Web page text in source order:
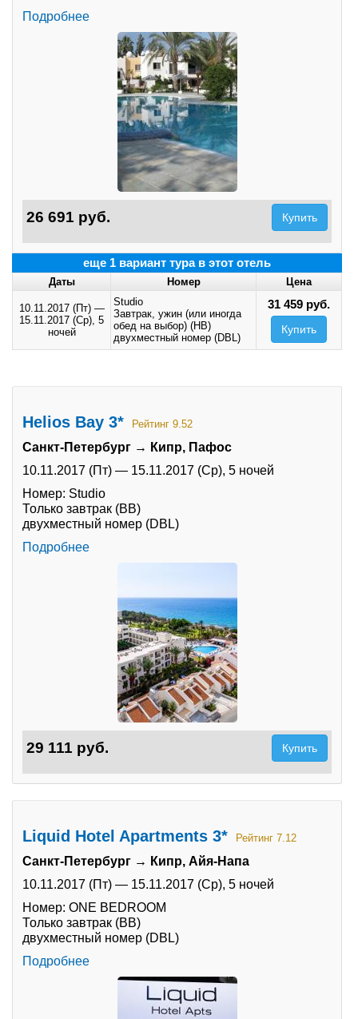
Подробнее
26 691 руб. Купить
еще 1 вариант тура в этот отель
Даты Номер Цена
10.11.2017 (Пт)—
15.11.2017 (Ср), 5
ночей
Studio
Завтрак, ужин (или иногда
обед на выбор) (HB)
двухместный номер (DBL)
31 459 руб.
Купить
Helios Bay 3* Рейтинг 9.52
Санкт-Петербург → Кипр, Пафос
10.11.2017 (Пт) — 15.11.2017 (Ср), 5 ночей
Номер: Studio
Только завтрак (BB)
двухместный номер (DBL)
Подробнее
29 111 руб. Купить
Liquid Hotel Apartments 3* Рейтинг 7.12
Санкт-Петербург → Кипр, Айя-Напа
10.11.2017 (Пт) — 15.11.2017 (Ср), 5 ночей
Номер: ONE BEDROOM
Только завтрак (BB)
двухместный номер (DBL)
Подробнее